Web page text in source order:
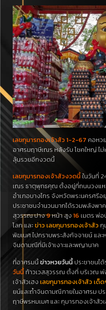
เลขกุมารทองเจ้าสัว 1-2-67 คอหว
อาศรมฤาษีเณร หลังรับ โชคใหญ่ ไ
ลุ้นรวยอีกงวดนี้
เลขกุมารทองเจ้าสัวงวดนี้ในวันที่
เณร ธาตุพุทธคุณ ตั้งอยู่ที่ถนนวงแห
อำเภอบางไทร จังหวัดพระนครศรีอ
ประชาชนจำนวนมากได้รวมพลังพา
สุวรรณ ปาง9หน้า สูง 16 เมตร พ่
โลก และข่าว เลขกุมารทองเจ้าสัว กุ
พิฆเนศ ไปกราบพระสังกัจจายน์ แล
จินดามณีที่มีเจ้าเงาะและพญานาค
ที่อาศรมนี้ข่าวหวยวันนี้ ประชาชนไ
วันนี้ ท้าวเวสสุวรรณ ตั้งที่ บริเวณ
เจ้าสัวเฮง เลขกุมารทองเจ้าสัว เด็
ยน์และถ้ำจินดามณีภายในอาศรม
ฤาษีพรหมเมศ และ กุมารทองเจ้าสัว